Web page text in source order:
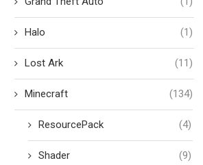
Halo (1)
Lost Ark (11)
Minecraft (134)
ResourcePack (4)
Shader (9)